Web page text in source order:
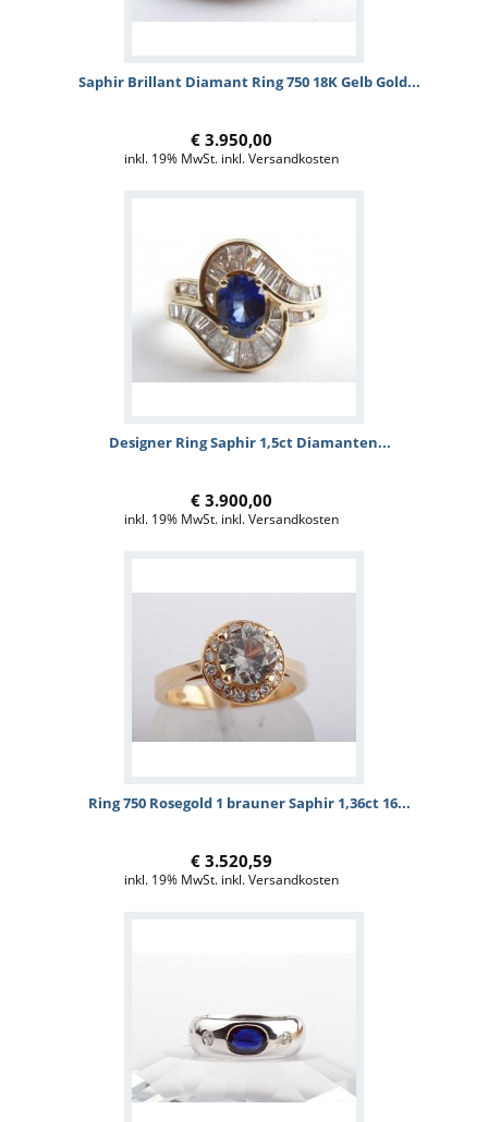
Saphir Brillant Diamant Ring 750 18K Gelb Gold...
€ 3.950,00
inkl. 19% MwSt. inkl. Versandkosten
Designer Ring Saphir 1,5ct Diamanten...
€ 3.900,00
inkl. 19% MwSt. inkl. Versandkosten
Ring 750 Rosegold 1 brauner Saphir 1,36ct 16...
€ 3.520,59
inkl. 19% MwSt. inkl. Versandkosten